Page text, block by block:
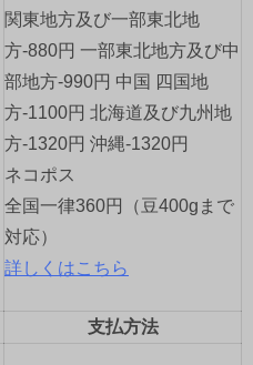
関東地方及び一部東北地
方-880円 一部東北地方及び中
部地方-990円 中国 四国地
方-1100円 北海道及び九州地
方-1320円 沖縄-1320円
ネコポス
全国一律360円（豆400gまで
対応）
詳しくはこちら
支払方法